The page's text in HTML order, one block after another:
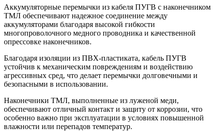
Аккумуляторные перемычки из кабеля ПУГВ с наконечником
ТМЛ обеспечивают надежное соединение между
аккумуляторами благодаря высокой гибкости
многопроволочного медного проводника и качественной
опрессовке наконечников.
Благодаря изоляции из ПВХ-пластиката, кабель ПУГВ
устойчив к механическим повреждениям и воздействию
агрессивных сред, что делает перемычки долговечными и
безопасными в использовании.
Наконечники ТМЛ, выполненные из луженой меди,
обеспечивают отличный контакт и защиту от коррозии, что
особенно важно при эксплуатации в условиях повышенной
влажности или перепадов температур.